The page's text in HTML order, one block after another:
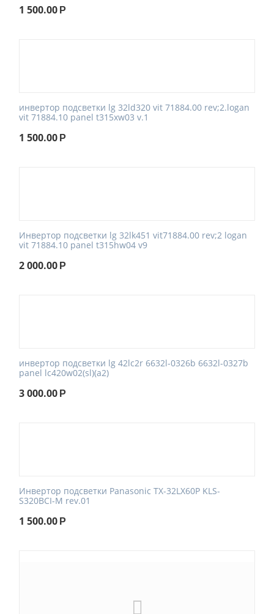
1 500.00 Р
инвертор подсветки lg 32ld320 vit 71884.00 rev;2.logan
vit 71884.10 panel t315xw03 v.1
1 500.00 Р
Инвертор подсветки lg 32lk451 vit71884.00 rev;2 logan
vit 71884.10 panel t315hw04 v9
2 000.00 Р
инвертор подсветки lg 42lc2r 6632l-0326b 6632l-0327b
panel lc420w02(sl)(a2)
3 000.00 Р
Инвертор подсветки Panasonic TX-32LX60P KLS-
S320BCI-M rev.01
1 500.00 Р